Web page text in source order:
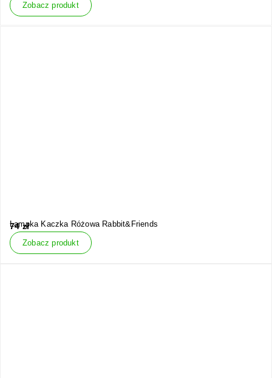
Zobacz produkt
Lampka Kaczka Różowa Rabbit&Friends
74zł
Zobacz produkt